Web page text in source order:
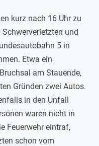
kurz nach 16 Uhr zu
und
5 in
Etwa ein
am Stauende,
Gründen zwei Autos.
in den Unfall
waren nicht in
Feuerwehr eintraf,
schon vom